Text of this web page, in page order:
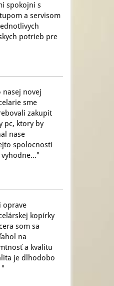
spokojni s
a servisom
potrieb pre
nasej novej
sme
zakupit
pc, ktory by
nase
spolocnosti
vyhodne…"
oprave
kopírky
som sa
na
a kvalitu
je dlhodobo